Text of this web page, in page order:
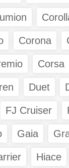
Corona
Corsa
Duet
FJ Cruiser
Gaia
Hiace